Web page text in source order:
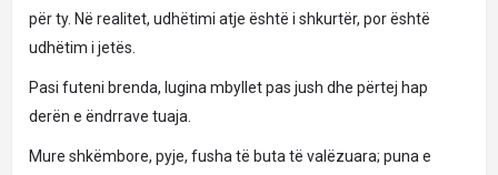
për ty. Në realitet, udhëtimi atje është i shkurtër, por është
udhëtim i jetës.
Pasi futeni brenda, lugina mbyllet pas jush dhe përtej hap
derën e ëndrrave tuaja.
Mure shkëmbore, pyje, fusha të buta të valëzuara; puna e